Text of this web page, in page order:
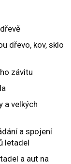
dřevo, kov, sklo
závitu
a velkých
a spojení
letadel
a aut na